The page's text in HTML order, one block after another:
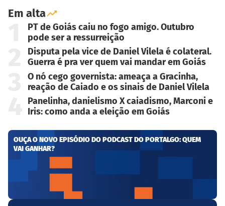
Em alta
PT de Goiás caiu no fogo amigo. Outubro
pode ser a ressurreição
Disputa pela vice de Daniel Vilela é colateral.
Guerra é pra ver quem vai mandar em Goiás
O nó cego governista: ameaça a Gracinha,
reação de Caiado e os sinais de Daniel Vilela
Panelinha, danielismo X caiadismo, Marconi e
Iris: como anda a eleição em Goiás
OUÇA O NOVO EPISÓDIO DO PODCAST DO PORTALGO: QUEM
VAI GANHAR?